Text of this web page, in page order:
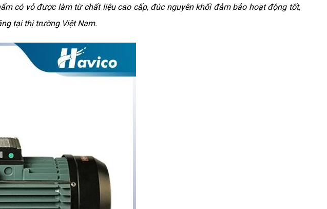
có vỏ được làm từ chất liệu cao cấp, đúc nguyên khối đảm bảo hoạt động tốt,
tại thị trường Việt Nam.